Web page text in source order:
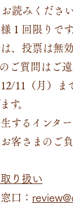
読みくださ
１回限りで
、投票は無効
ご質問はご
11（月）ま
。
するインタ
客さまのご負
り扱い
口：